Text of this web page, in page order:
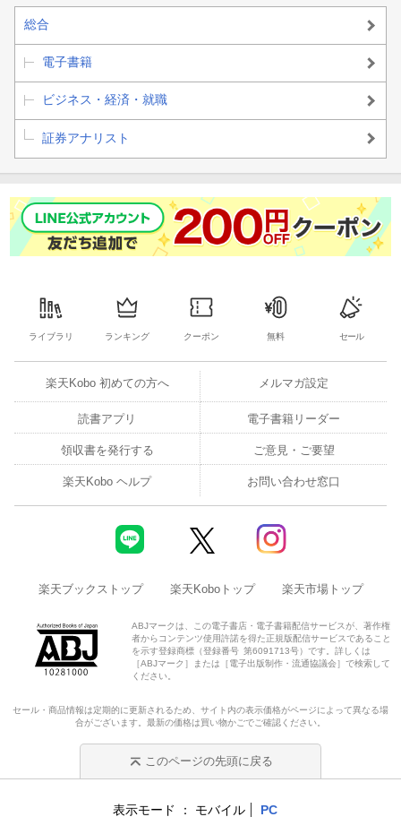
総合
電子書籍
ビジネス・経済・就職
証券アナリスト
ライブラリ ランキング クーポン 無料 セール
楽天Kobo 初めての方へ メルマガ設定
読書アプリ 電子書籍リーダー
領収書を発行する ご意見・ご要望
楽天Kobo ヘルプ お問い合わせ窓口
楽天ブックストップ 楽天Koboトップ 楽天市場トップ
ABJマークは、この電子書店・電子書籍配信サービスが、著作権
者からコンテンツ使用許諾を得た正規版配信サービスであること
を示す登録商標（登録番号 第6091713号）です。詳しくは
［ABJマーク］または［電子出版制作・流通協議会］で検索して
ください。
セール・商品情報は定期的に更新されるため、サイト内の表示価格がページによって異なる場
合がございます。最新の価格は買い物かごでご確認ください。
このページの先頭に戻る
表示モード モバイル PC